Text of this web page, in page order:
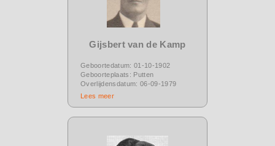
Gijsbert van de Kamp
Geboortedatum: 01-10-1902
Geboorteplaats: Putten
Overlijdensdatum: 06-09-1979
Lees meer